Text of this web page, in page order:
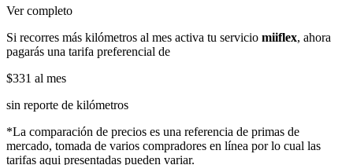
Ver completo
Si recorres más kilómetros al mes activa tu servicio miiflex, ahora
pagarás una tarifa preferencial de
$331 al mes
sin reporte de kilómetros
*La comparación de precios es una referencia de primas de
mercado, tomada de varios compradores en línea por lo cual las
tarifas aqui presentadas pueden variar.